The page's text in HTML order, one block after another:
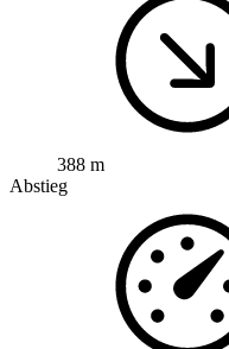
388 m
Abstieg